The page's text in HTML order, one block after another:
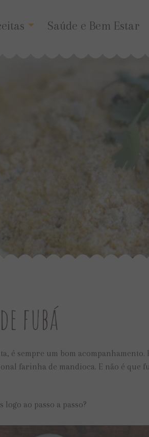
Saúde e Bem Estar
fubá
é sempre um bom
farinha de mandioca. E não é que
logo ao passo a passo?